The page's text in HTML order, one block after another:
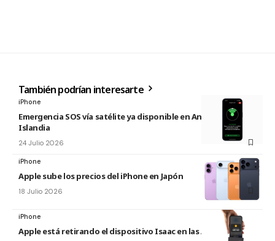
También podrían interesarte
iPhone
Emergencia SOS vía satélite ya disponible en Andorra e
Islandia
24 Julio 2026
iPhone
Apple sube los precios del iPhone en Japón
18 Julio 2026
iPhone
Apple está retirando el dispositivo Isaac en las Apple Store